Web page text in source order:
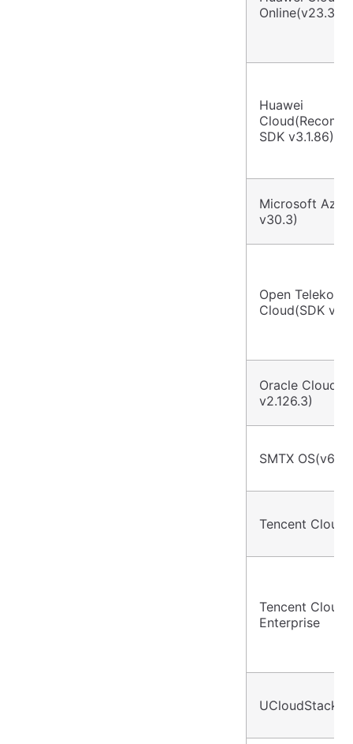
Online(v23.3)
Huawei
SDK v3.1.86)
Microsoft
v30.3)
Open Telekom
Cloud(SDK
Oracle
v2.126.3)
SMTX
Tencent Cloud
Tencent Cloud
Enterprise
UCloudStack